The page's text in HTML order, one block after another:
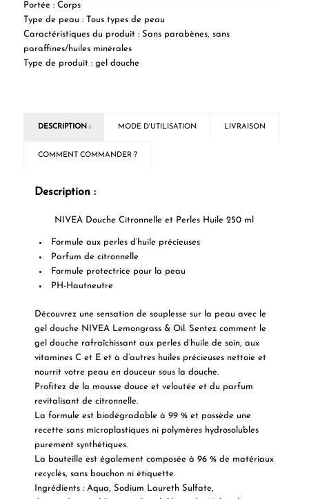
Portée : Corps
Type de peau : Tous types de peau
Caractéristiques du produit : Sans parabènes, sans
paraffines/huiles minérales
Type de produit : gel douche
DESCRIPTION : MODE D'UTILISATION LIVRAISON
COMMENT COMMANDER ?
Description :
NIVEA Douche Citronnelle et Perles Huile 250 ml
Formule aux perles d’huile précieuses
Parfum de citronnelle
Formule protectrice pour la peau
PH-Hautneutre
Découvrez une sensation de souplesse sur la peau avec le
gel douche NIVEA Lemongrass & Oil. Sentez comment le
gel douche rafraîchissant aux perles d’huile de soin, aux
vitamines C et E et à d’autres huiles précieuses nettoie et
nourrit votre peau en douceur sous la douche.
Profitez de la mousse douce et veloutée et du parfum
revitalisant de citronnelle.
La formule est biodégradable à 99 % et possède une
recette sans microplastiques ni polymères hydrosolubles
purement synthétiques.
La bouteille est également composée à 96 % de matériaux
recyclés, sans bouchon ni étiquette.
Ingrédients :Aqua, Sodium Laureth Sulfate,